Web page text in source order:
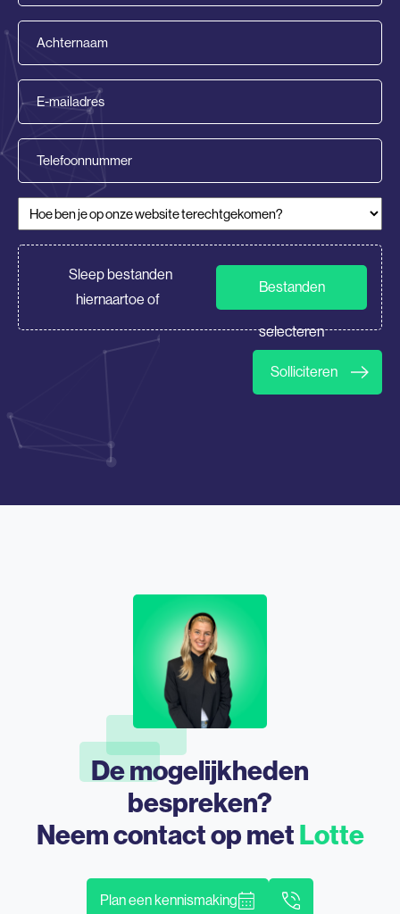
mailadres
(Vereist)
Hoe ben je op onze website terechtgekomen?
CV/Motivatie
Sleep bestanden
hiernaartoe of
Bestanden
selecteren
De mogelijkheden
bespreken?
Neem contact op metLotte
Plan een kennismaking